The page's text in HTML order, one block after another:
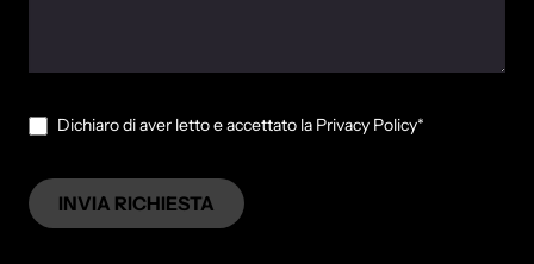
Dichiaro di aver letto e accettato la Privacy Policy*